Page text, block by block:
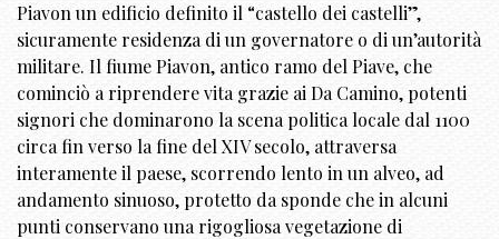
Piavon un edificio definito il “castello dei castelli”,
sicuramente residenza di un governatore o di un’autorità
militare. Il fiume Piavon, antico ramo del Piave, che
cominciò a riprendere vita grazie ai Da Camino, potenti
signori che dominarono la scena politica locale dal 1100
circa fin verso la fine del XIV secolo, attraversa
interamente il paese, scorrendo lento in un alveo, ad
andamento sinuoso, protetto da sponde che in alcuni
punti conservano una rigogliosa vegetazione di